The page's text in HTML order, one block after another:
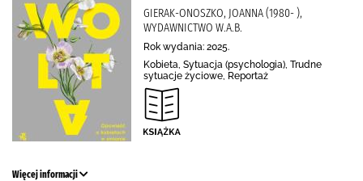
GIERAK-ONOSZKO, JOANNA (1980- ),
WYDAWNICTWO W.A.B.
Rok wydania: 2025.
Kobieta, Sytuacja (psychologia), Trudne
sytuacje życiowe, Reportaż
Więcej informacji